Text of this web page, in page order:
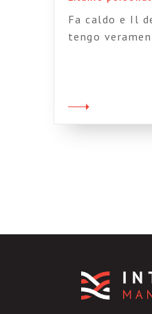
Fa caldo e Il
tengo
mood” da […]